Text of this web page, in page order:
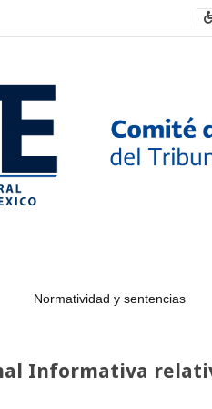
Normatividad y sentencias
Informativa